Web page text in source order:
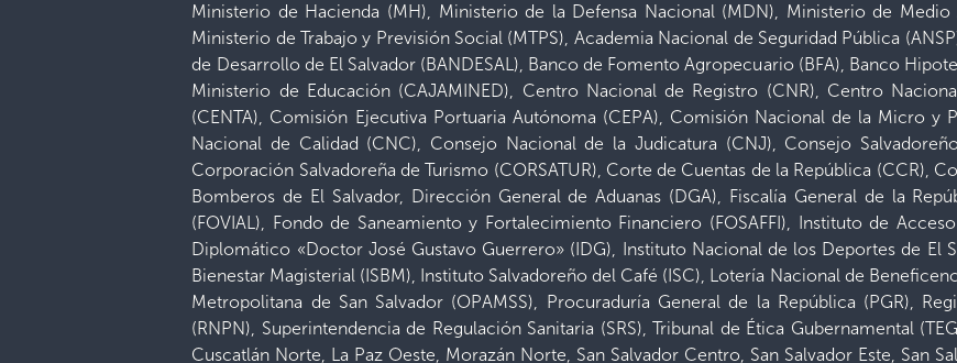
Ministerio de Hacienda (MH), Ministerio de la Defensa Nacional (MDN), Ministerio de Medio
Ministerio de Trabajo y Previsión Social (MTPS), Academia Nacional de Seguridad Pública
de Desarrollo de El Salvador (BANDESAL), Banco de Fomento Agropecuario (BFA), Banco
Ministerio de Educación (CAJAMINED), Centro Nacional de Registro (CNR), Centro
(CENTA), Comisión Ejecutiva Portuaria Autónoma (CEPA), Comisión Nacional de la Micro y
Nacional de Calidad (CNC), Consejo Nacional de la Judicatura (CNJ), Consejo
Corporación Salvadoreña de Turismo (CORSATUR), Corte de Cuentas de la República (CCR),
Bomberos de El Salvador, Dirección General de Aduanas (DGA), Fiscalía General de la
(FOVIAL), Fondo de Saneamiento y Fortalecimiento Financiero (FOSAFFI), Instituto de
Diplomático «Doctor José Gustavo Guerrero» (IDG), Instituto Nacional de los Deportes de El
Bienestar Magisterial (ISBM), Instituto Salvadoreño del Café (ISC), Lotería Nacional de
Metropolitana de San Salvador (OPAMSS), Procuraduría General de la República (PGR),
(RNPN), Superintendencia de Regulación Sanitaria (SRS), Tribunal de Ética Gubernamental
Cuscatlán Norte, La Paz Oeste, Morazán Norte, San Salvador Centro, San Salvador Este, San